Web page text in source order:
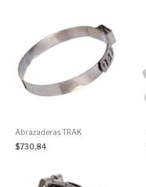
Abrazaderas TRAK
$730,84